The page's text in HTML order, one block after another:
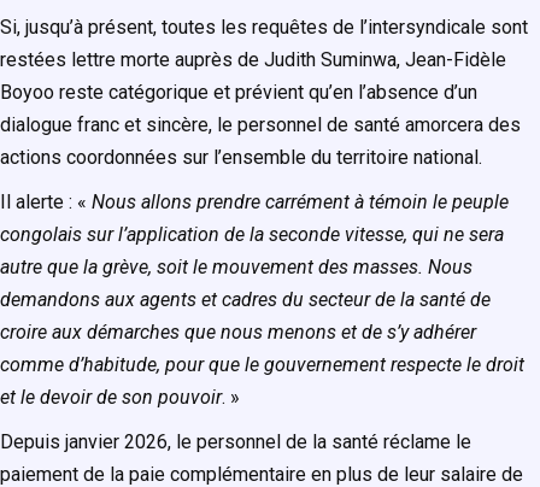
Si, jusqu’à présent, toutes les requêtes de l’intersyndicale sont
restées lettre morte auprès de Judith Suminwa, Jean-Fidèle
Boyoo reste catégorique et prévient qu’en l’absence d’un
dialogue franc et sincère, le personnel de santé amorcera des
actions coordonnées sur l’ensemble du territoire national.
Il alerte : « Nous allons prendre carrément à témoin le peuple
congolais sur l’application de la seconde vitesse, qui ne sera
autre que la grève, soit le mouvement des masses. Nous
demandons aux agents et cadres du secteur de la santé de
croire aux démarches que nous menons et de s’y adhérer
comme d’habitude, pour que le gouvernement respecte le droit
et le devoir de son pouvoir. »
Depuis janvier 2026, le personnel de la santé réclame le
paiement de la paie complémentaire en plus de leur salaire de